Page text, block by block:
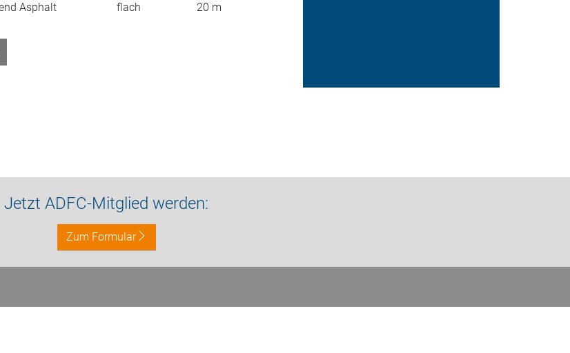
Asphalt flach 20 m
Jetzt ADFC-Mitglied werden:
Zum Formular